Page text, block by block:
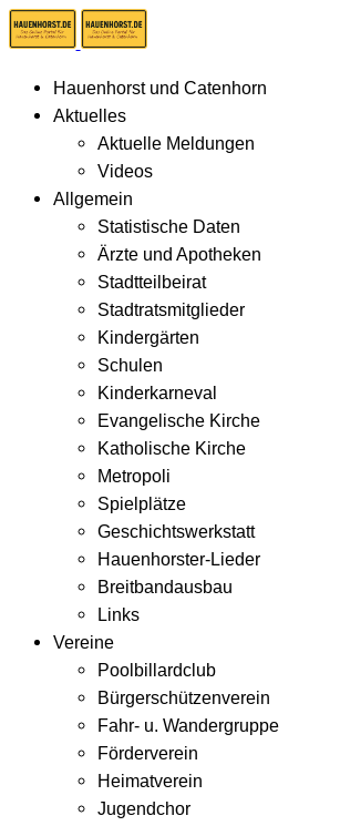
Hauenhorst und Catenhorn
Aktuelles
Aktuelle Meldungen
Videos
Allgemein
Statistische Daten
Ärzte und Apotheken
Stadtteilbeirat
Stadtratsmitglieder
Kindergärten
Schulen
Kinderkarneval
Evangelische Kirche
Katholische Kirche
Metropoli
Spielplätze
Geschichtswerkstatt
Hauenhorster-Lieder
Breitbandausbau
Links
Vereine
Poolbillardclub
Bürgerschützenverein
Fahr- u. Wandergruppe
Förderverein
Heimatverein
Jugendchor